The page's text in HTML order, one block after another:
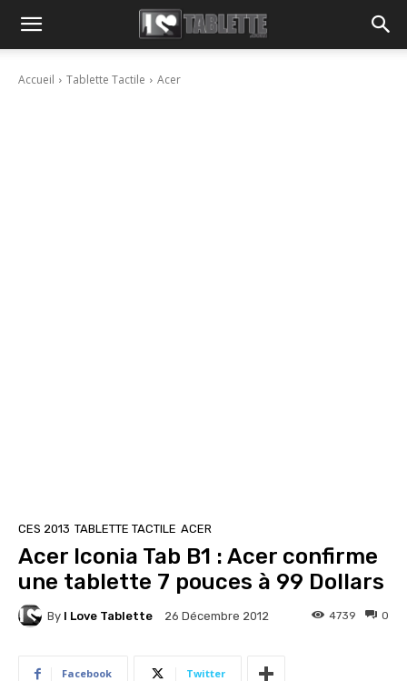
Accueil Tablette Tactile Acer
CES 2013 TABLETTE TACTILE ACER
Acer Iconia Tab B1 : Acer confirme
une tablette 7 pouces à 99 Dollars
By I Love Tablette 26 Décembre 2012 0
4739
Facebook Twitter